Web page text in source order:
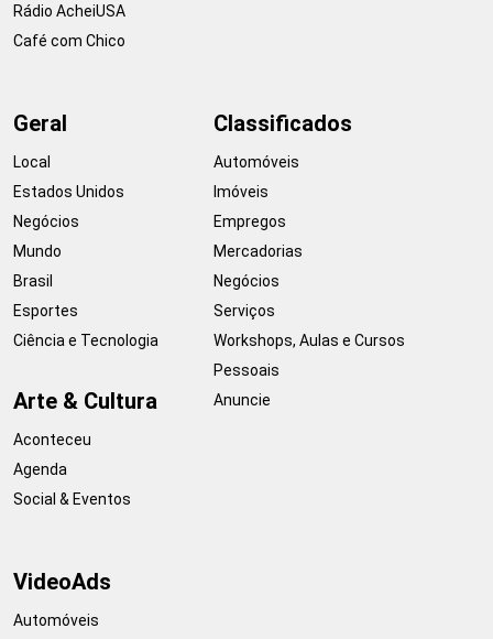
Rádio AcheiUSA
Café com Chico
Geral
Local
Estados Unidos
Negócios
Mundo
Brasil
Esportes
Ciência e Tecnologia
Arte & Cultura
Aconteceu
Agenda
Social & Eventos
Classificados
Automóveis
Imóveis
Empregos
Mercadorias
Negócios
Serviços
Workshops, Aulas e Cursos
Pessoais
Anuncie
VideoAds
Automóveis